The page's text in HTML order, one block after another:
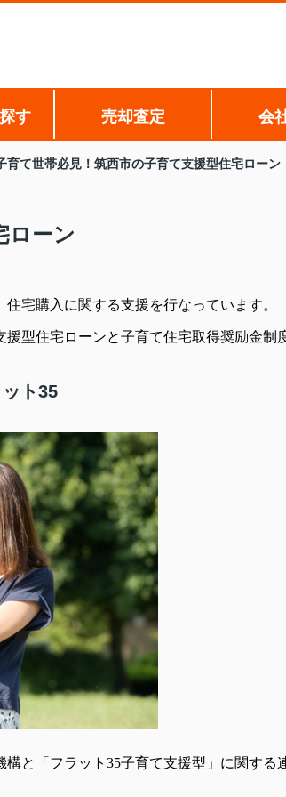
す 売却査定 会
育て世帯必見！筑西市の子育て支援型住宅ローン
ローン
宅購入に関する支援を行なっています。
型住宅ローンと子育て住宅取得奨励金制
ト35
と「フラット35子育て支援型」に関する